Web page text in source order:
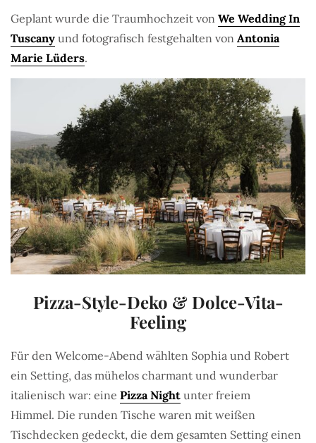
Geplant wurde die Traumhochzeit von We Wedding In
Tuscany und fotografisch festgehalten von Antonia
Marie Lüders.
Pizza-Style-Deko & Dolce-Vita-
Feeling
Für den Welcome-Abend wählten Sophia und Robert
ein Setting, das mühelos charmant und wunderbar
italienisch war: eine Pizza Night unter freiem
Himmel. Die runden Tische waren mit weißen
Tischdecken gedeckt, die dem gesamten Setting einen